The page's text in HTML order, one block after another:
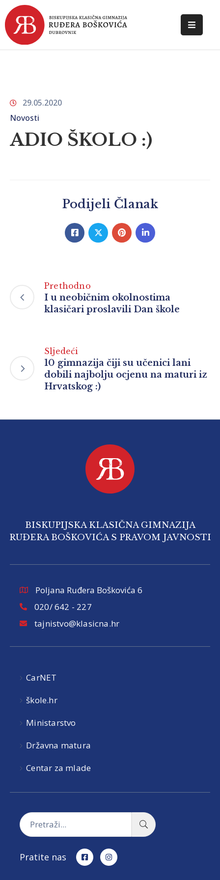
POČETNA
DOKUMENTI
KONTAKT
29.05.2020
Novosti
ADIO ŠKOLO :)
Podijeli Članak
Prethodno
I u neobičnim okolnostima
klasičari proslavili Dan škole
Sljedeći
10 gimnazija čiji su učenici lani
dobili najbolju ocjenu na maturi iz
Hrvatskog :)
BISKUPIJSKA KLASIČNA GIMNAZIJA
RUĐERA BOŠKOVIĆA S PRAVOM JAVNOSTI
Poljana Ruđera Boškovića 6
020/ 642 - 227
tajnistvo@klasicna.hr
CarNET
škole.hr
Ministarstvo
Državna matura
Centar za mlade
Pratite nas